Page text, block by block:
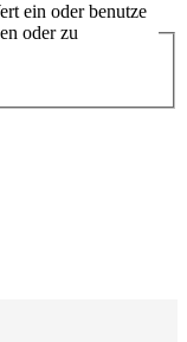
ein oder benutze
oder zu